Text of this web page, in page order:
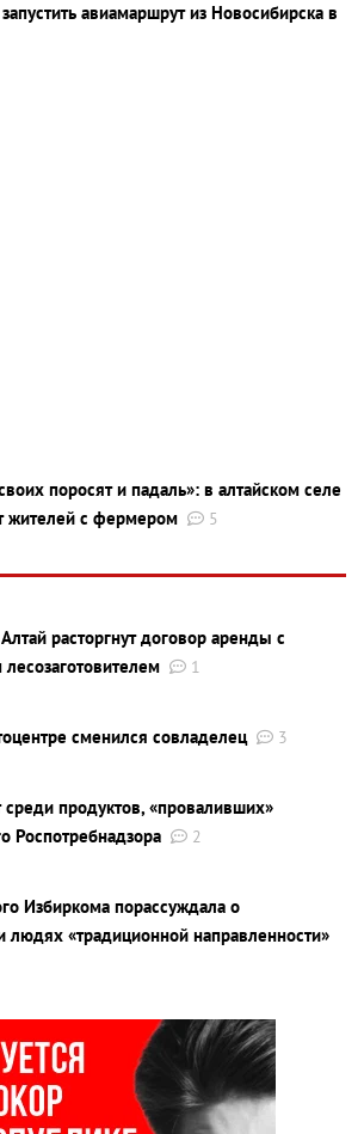
авиамаршрут из Новосибирска в
поросят и падаль»: в алтайском селе
жителей с фермером
5
расторгнут договор аренды с
1
сменился совладелец
3
продуктов, «проваливших»
Роспотребнадзора
2
Избиркома порассуждала о
людях «традиционной направленности»